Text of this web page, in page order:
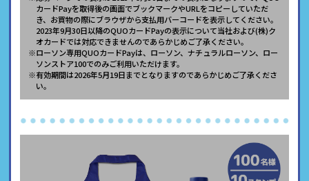
カードPayを取得後の画面でブックマークやURLをコピーしていただ
き、お買物の際にブラウザから支払用バーコードを表示してください。
2023年9月30日以降のQUOカードPayの表示について当社および(株)ク
オカードでは対応できませんのであらかじめご了承ください。
※ローソン専用QUOカードPayは、ローソン、ナチュラルローソン、ロー
ソンストア100でのみご利用いただけます。
※有効期間は2026年5月19日までとなりますのであらかじめご了承くださ
い。